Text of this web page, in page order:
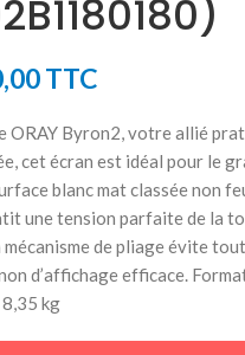
TTC
ORAY Byron2, votre allié
cet écran est idéal pour le
blanc mat classée non
une tension parfaite de la
de pliage évite
d’affichage efficace.
kg